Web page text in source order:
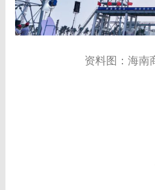
资料图：海南